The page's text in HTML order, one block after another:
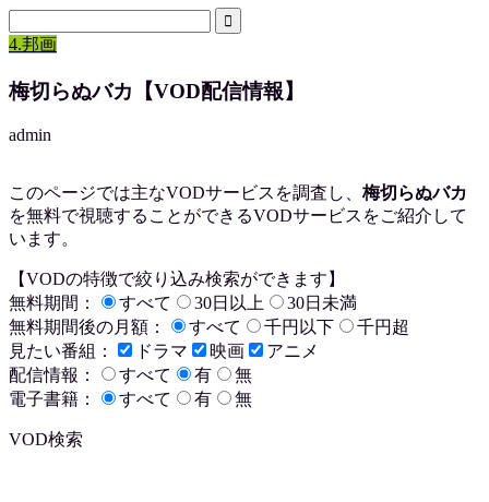
4.邦画
梅切らぬバカ【VOD配信情報】
admin
このページでは主なVODサービスを調査し、 梅切らぬバカ
を無料で視聴することができるVODサービスをご紹介して
います。
【VODの特徴で絞り込み検索ができます】
無料期間：
すべて 30日以上
30日未満
無料期間後の月額：
すべて 千円以下
千円超
見たい番組：
ドラマ 映画
アニメ
配信情報：
すべて 有
無
電子書籍：
すべて 有 無
VOD検索